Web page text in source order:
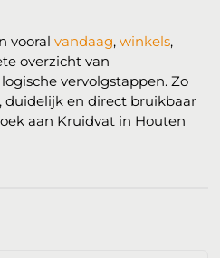
vooralvandaag,winkels,
overzicht van
logische vervolgstappen. Zo
duidelijk en direct bruikbaar
aan Kruidvat in Houten